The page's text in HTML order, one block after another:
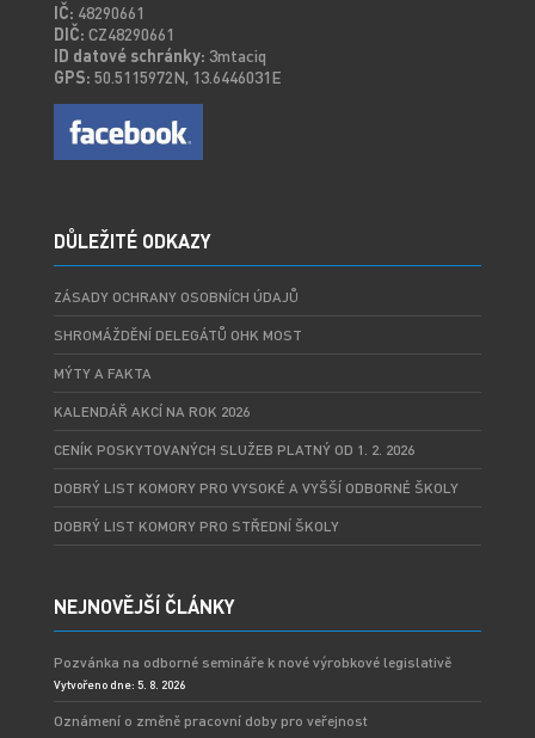
IČ: 48290661
DIČ: CZ48290661
ID datové schránky: 3mtaciq
GPS: 50.5115972N, 13.6446031E
DŮLEŽITÉ ODKAZY
ZÁSADY OCHRANY OSOBNÍCH ÚDAJŮ
SHROMÁŽDĚNÍ DELEGÁTŮ OHK MOST
MÝTY A FAKTA
KALENDÁŘ AKCÍ NA ROK 2026
CENÍK POSKYTOVANÝCH SLUŽEB PLATNÝ OD 1. 2. 2026
DOBRÝ LIST KOMORY PRO VYSOKÉ A VYŠŠÍ ODBORNÉ ŠKOLY
DOBRÝ LIST KOMORY PRO STŘEDNÍ ŠKOLY
NEJNOVĚJŠÍ ČLÁNKY
Pozvánka na odborné semináře k nové výrobkové legislativě
Vytvořeno dne: 5. 8. 2026
Oznámení o změně pracovní doby pro veřejnost